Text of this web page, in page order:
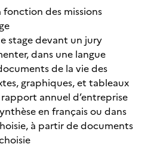
des missions
stage devant un jury
dans une langue
de la vie des
graphiques, et tableaux
annuel d’entreprise
en français ou dans
à partir de documents